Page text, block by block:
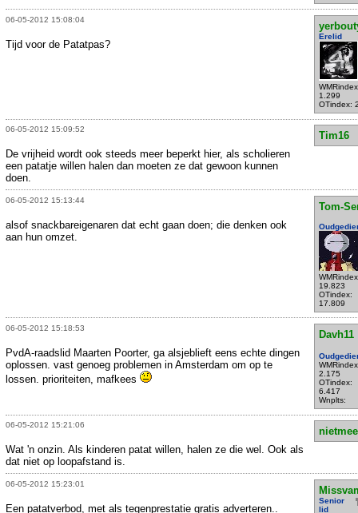
06-05-2012 15:08:04
Erelid
1.299
OTindex:
Tijd voor de Patatpas?
06-05-2012 15:09:52
Tim16
De vrijheid wordt ook steeds meer beperkt hier, als scholieren
een patatje willen halen dan moeten ze dat gewoon kunnen
doen.
06-05-2012 15:13:44
Tom-
19.823
OTindex:
17.809
alsof snackbareigenaren dat echt gaan doen; die denken ook
aan hun omzet.
06-05-2012 15:18:53
Davh11
2.175
OTindex:
6.417
Wnplts:
PvdA-raadslid Maarten Poorter, ga alsjeblieft eens echte dingen
oplossen. vast genoeg problemen in Amsterdam om op te
lossen. prioriteiten, mafkees
06-05-2012 15:21:06
Wat 'n onzin. Als kinderen patat willen, halen ze die wel. Ook als
dat niet op loopafstand is.
06-05-2012 15:23:01
Senior
lid
Een patatverbod, met als tegenprestatie gratis adverteren..